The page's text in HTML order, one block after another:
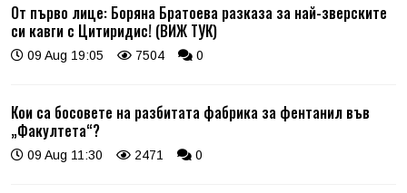
От първо лице: Боряна Братоева разказа за най-зверските
си кавги с Цитиридис! (ВИЖ ТУК)
09 Aug 19:05 7504 0
Кои са босовете на разбитата фабрика за фентанил във
„Факултета“?
09 Aug 11:30 2471 0